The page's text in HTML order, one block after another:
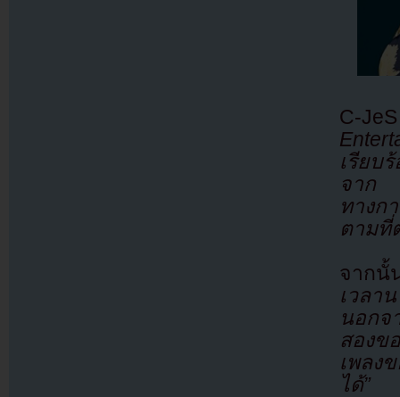
C-
เรียบ
จาก
ทางก
ตามที่
จาก
เวลา
นอกจ
สองข
เพลง
ได้”